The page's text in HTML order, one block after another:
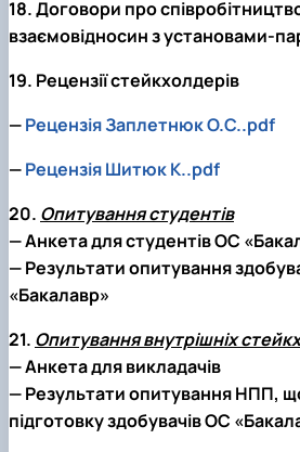
18. Договори про
взаємовідносин з установами-
19. Рецензії стейкхолдерів
—Рецензія Заплетнюк О.С..pdf
—Рецензія Шитюк К..pdf
20. Опитування студентів
— Анкета для студентів ОС
— Результати опитування
«Бакалавр»
21. Опитування внутрішніх
— Анкета для викладачів
— Результати опитування НПП,
підготовку здобувачів ОС